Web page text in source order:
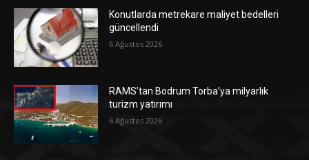
Konutlarda metrekare maliyet bedelleri
güncellendi
6 Ağustos 2026
RAMS’tan Bodrum Torba’ya milyarlık
turizm yatırımı
6 Ağustos 2026